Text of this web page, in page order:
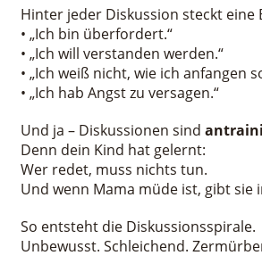
Hinter jeder Diskussion steckt eine
• „Ich bin überfordert.“
• „Ich will verstanden werden.“
• „Ich weiß nicht, wie ich anfangen
• „Ich hab Angst zu versagen.“
Und ja – Diskussionen sind
Denn dein Kind hat gelernt:
Wer redet, muss nichts tun.
Und wenn Mama müde ist, gibt sie
So entsteht die Diskussionsspirale.
Unbewusst. Schleichend.